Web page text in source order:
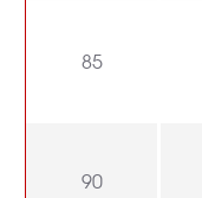
85
90